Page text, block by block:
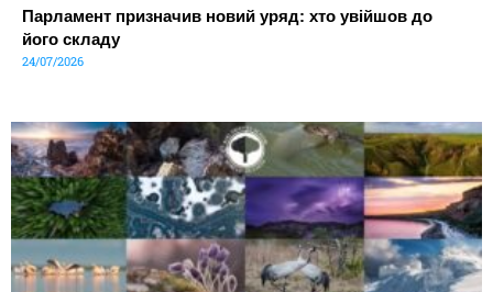
Парламент призначив новий уряд: хто увійшов до
його складу
24/07/2026